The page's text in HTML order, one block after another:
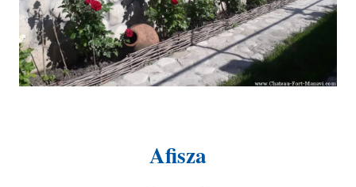
Afisza